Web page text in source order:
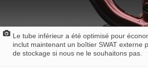
Le tube inférieur a été optimisé pour
inclut maintenant un boîtier SWAT externe
de stockage si nous ne le souhaitons pas.